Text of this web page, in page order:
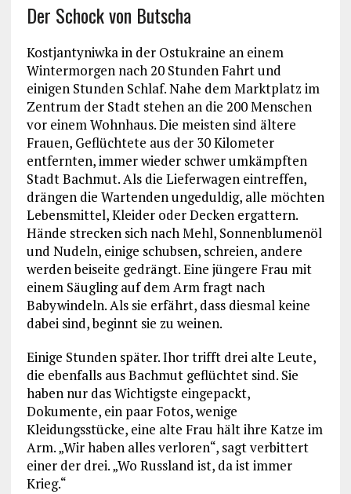
Der Schock von Butscha
Kostjantyniwka in der Ostukraine an einem
Wintermorgen nach 20 Stunden Fahrt und
einigen Stunden Schlaf. Nahe dem Marktplatz im
Zentrum der Stadt stehen an die 200 Menschen
vor einem Wohnhaus. Die meisten sind ältere
Frauen, Geflüchtete aus der 30 Kilometer
entfernten, immer wieder schwer umkämpften
Stadt Bachmut. Als die Lieferwagen eintreffen,
drängen die Wartenden ungeduldig, alle möchten
Lebensmittel, Kleider oder Decken ergattern.
Hände strecken sich nach Mehl, Sonnenblumenöl
und Nudeln, einige schubsen, schreien, andere
werden beiseite gedrängt. Eine jüngere Frau mit
einem Säugling auf dem Arm fragt nach
Babywindeln. Als sie erfährt, dass diesmal keine
dabei sind, beginnt sie zu weinen.
Einige Stunden später. Ihor trifft drei alte Leute,
die ebenfalls aus Bachmut geflüchtet sind. Sie
haben nur das Wichtigste eingepackt,
Dokumente, ein paar Fotos, wenige
Kleidungsstücke, eine alte Frau hält ihre Katze im
Arm. „Wir haben alles verloren“, sagt verbittert
einer der drei. „Wo Russland ist, da ist immer
Krieg.“